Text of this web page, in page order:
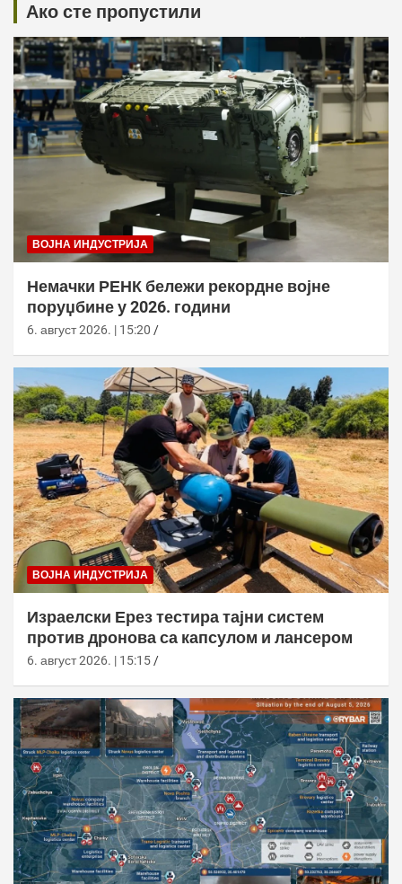
Ако сте пропустили
ВОЈНА ИНДУСТРИЈА
Немачки РЕНК бележи рекордне војне
поруџбине у 2026. години
6. август 2026. | 15:20
ВОЈНА ИНДУСТРИЈА
Израелски Ерез тестира тајни систем
против дронова са капсулом и лансером
6. август 2026. | 15:15